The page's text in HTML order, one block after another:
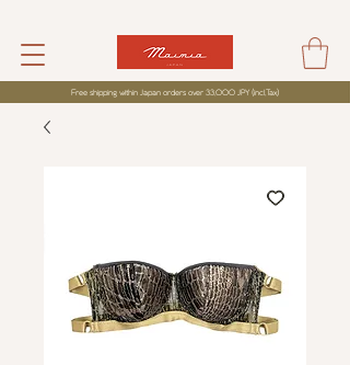
Free shipping within Japan orders over 33,000 JPY (incl,Tax)